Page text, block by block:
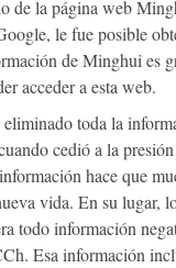
de la página web
le fue posible
de Minghui es
acceder a esta web.
toda la
cedió a la
hace que
vida. En su lugar,
todo información
Esa información